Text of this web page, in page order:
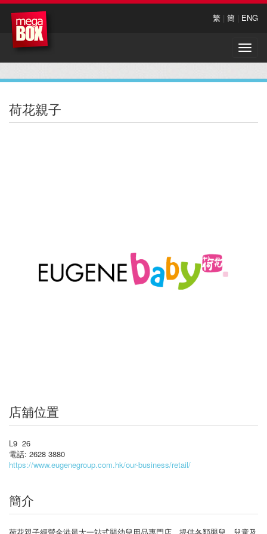
繁 | 簡 | ENG
Toggle
荷花親子
店舖位置
L9 26
電話: 2628 3880
https://www.eugenegroup.com.hk/our-business/retail/
簡介